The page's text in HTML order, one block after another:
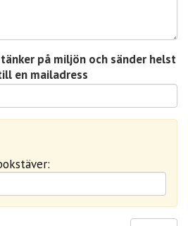
på miljön och sänder helst
en mailadress